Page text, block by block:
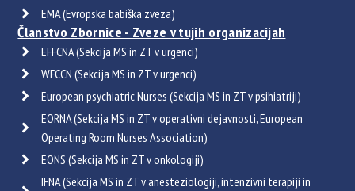
EMA (Evropska babiška zveza)
Članstvo Zbornice - Zveze v tujih organizacijah
EFFCNA (Sekcija MS in ZT v urgenci)
WFCCN (Sekcija MS in ZT v urgenci)
European psychiatric Nurses (Sekcija MS in ZT v psihiatriji)
EORNA (Sekcija MS in ZT v operativni dejavnosti, European
Operating Room Nurses Association)
EONS (Sekcija MS in ZT v onkologiji)
IFNA (Sekcija MS in ZT v anesteziologiji, intenzivni terapiji in